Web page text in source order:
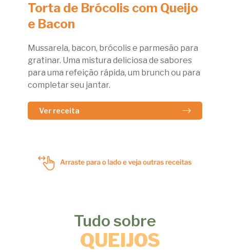
Torta de Brócolis com Queijo
e Bacon
Mussarela, bacon, brócolis e parmesão para
gratinar. Uma mistura deliciosa de sabores
para uma refeição rápida, um brunch ou para
completar seu jantar.
Ver receita
Tudo sobre
QUEIJOS